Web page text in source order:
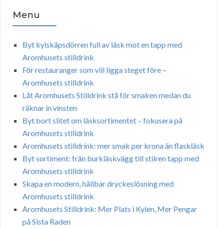
Menu
Byt kylskåpsdörren full av läsk mot en tapp med
Aromhusets stilldrink
För restauranger som vill ligga steget före –
Aromhusets stilldrink
Låt Aromhusets Stilldrink stå för smaken medan du
räknar in vinsten
Byt bort slitet om läsksortimentet – fokusera på
Aromhusets stilldrink
Aromhusets stilldrink: mer smak per krona än flaskläsk
Byt sortiment: från burkläskvägg till stilren tapp med
Aromhusets stilldrink
Skapa en modern, hållbar dryckeslösning med
Aromhusets stilldrink
Aromhusets Stilldrink: Mer Plats i Kylen, Mer Pengar
på Sista Raden